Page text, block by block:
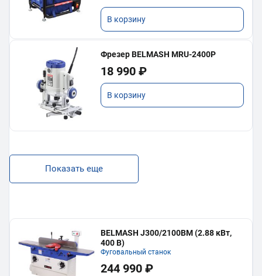
В корзину
Фрезер BELMASH MRU-2400P
18 990 ₽
В корзину
Показать еще
BELMASH J300/2100ВМ (2.88 кВт,
400 В)
Фуговальный станок
244 990 ₽